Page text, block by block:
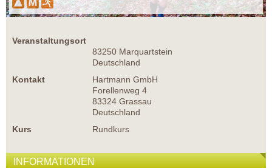
Veranstaltungsort
83250 Marquartstein
Deutschland
Kontakt
Hartmann GmbH
Forellenweg 4
83324 Grassau
Deutschland
Kurs
Rundkurs
INFORMATIONEN